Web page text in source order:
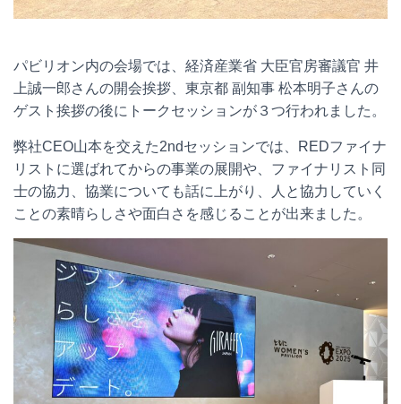
パビリオン内の会場では、経済産業省 大臣官房審議官 井
上誠一郎さんの開会挨拶、東京都 副知事 松本明子さんの
ゲスト挨拶の後にトークセッションが３つ行われました。
弊社CEO山本を交えた2ndセッションでは、REDファイナ
リストに選ばれてからの事業の展開や、ファイナリスト同
士の協力、協業についても話に上がり、人と協力していく
ことの素晴らしさや面白さを感じることが出来ました。